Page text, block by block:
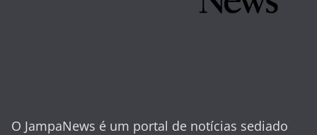
O JampaNews é um portal de notícias sediado